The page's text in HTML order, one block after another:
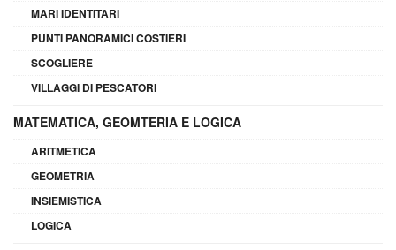
MARI IDENTITARI
PUNTI PANORAMICI COSTIERI
SCOGLIERE
VILLAGGI DI PESCATORI
MATEMATICA, GEOMTERIA E LOGICA
ARITMETICA
GEOMETRIA
INSIEMISTICA
LOGICA